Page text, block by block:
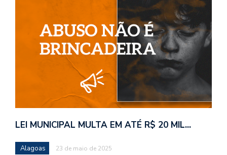
LEI MUNICIPAL MULTA EM ATÉ R$ 20 MIL…
Alagoas 23 de maio de 2025